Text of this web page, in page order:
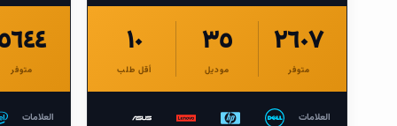
٢٦٠٧
متوفر
٣٥
موديل
١٠
أقل طلب
العلامات
متوفر
العلامات